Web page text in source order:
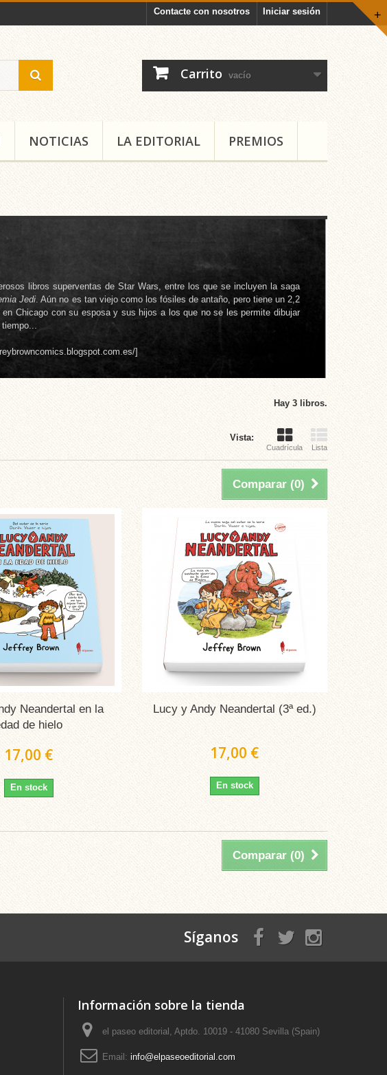
+
Iniciar sesión
Contacte con nosotros
Carrito vacío
NOTICIAS LA EDITORIAL PREMIOS
libros superventas de Star Wars, entre los que se incluyen la saga
Jedi. Aún no es tan viejo como los fósiles de antaño, pero tiene un 2,2
Chicago con su esposa y sus hijos a los que no se les permite dibujar
]
Hay 3 libros.
Vista:
Cuadrícula Lista
Comparar (0)
Neandertal en la
de hielo
17,00 €
En stock
Lucy y Andy Neandertal (3ª ed.)
17,00 €
En stock
Comparar (0)
Síganos
Información sobre la tienda
el paseo editorial, Aptdo. 10019 - 41080 Sevilla (Spain)
Email: info@elpaseoeditorial.com